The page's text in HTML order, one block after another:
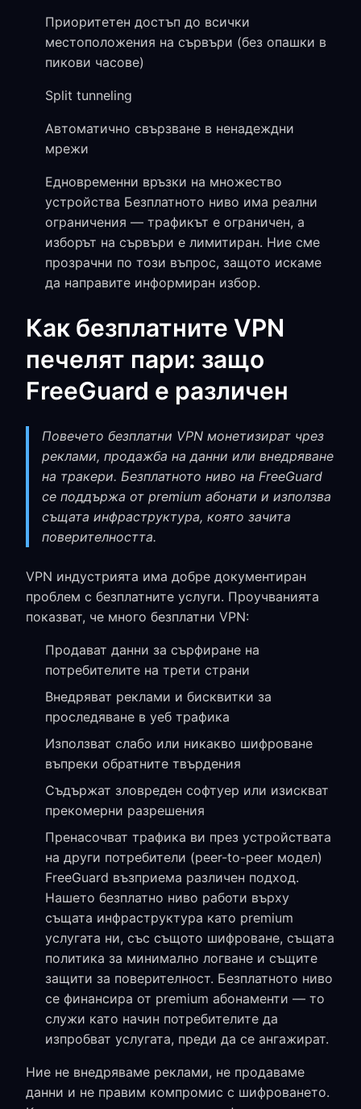
Приоритетен достъп до всички
местоположения на сървъри (без опашки в
пикови часове)
Split tunneling
Автоматично свързване в ненадеждни
мрежи
Едновременни връзки на множество
устройства Безплатното ниво има реални
ограничения — трафикът е ограничен, а
изборът на сървъри е лимитиран. Ние сме
прозрачни по този въпрос, защото искаме
да направите информиран избор.
Как безплатните VPN
печелят пари: защо
FreeGuard е различен
Повечето безплатни VPN монетизират чрез
реклами, продажба на данни или внедряване
на тракери. Безплатното ниво на FreeGuard
се поддържа от premium абонати и използва
същата инфраструктура, която зачита
поверителността.
VPN индустрията има добре документиран
проблем с безплатните услуги. Проучванията
показват, че много безплатни VPN:
Продават данни за сърфиране на
потребителите на трети страни
Внедряват реклами и бисквитки за
проследяване в уеб трафика
Използват слабо или никакво шифроване
въпреки обратните твърдения
Съдържат зловреден софтуер или изискват
прекомерни разрешения
Пренасочват трафика ви през устройствата
на други потребители (peer-to-peer модел)
FreeGuard възприема различен подход.
Нашето безплатно ниво работи върху
същата инфраструктура като premium
услугата ни, със същото шифроване, същата
политика за минимално логване и същите
защити за поверителност. Безплатното ниво
се финансира от premium абонаменти — то
служи като начин потребителите да
изпробват услугата, преди да се ангажират.
Ние не внедряваме реклами, не продаваме
данни и не правим компромис с шифроването.